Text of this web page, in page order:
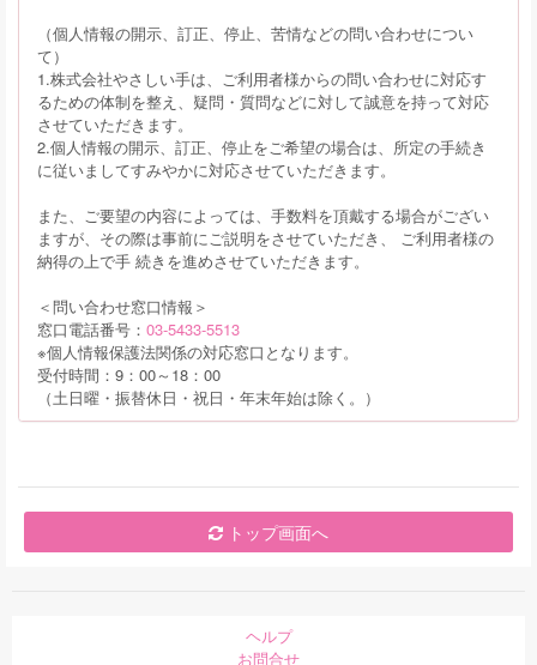
（個人情報の開示、訂正、停止、苦情などの問い合わせについ
て）
1.株式会社やさしい手は、ご利用者様からの問い合わせに対応す
るための体制を整え、疑問・質問などに対して誠意を持って対応
させていただきます。
2.個人情報の開示、訂正、停止をご希望の場合は、所定の手続き
に従いましてすみやかに対応させていただきます。
また、ご要望の内容によっては、手数料を頂戴する場合がござい
ますが、その際は事前にご説明をさせていただき、 ご利用者様の
納得の上で手 続きを進めさせていただきます。
＜問い合わせ窓口情報＞
窓口電話番号： 03-5433-5513
※個人情報保護法関係の対応窓口となります。
受付時間：9：00～18：00
（土日曜・振替休日・祝日・年末年始は除く。）
トップ画面へ
ヘルプ
お問合せ